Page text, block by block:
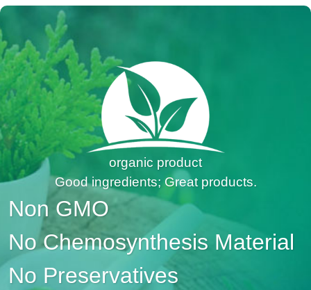
organic product
Good ingredients; Great products.
Non GMO
No Chemosynthesis Material
No Preservatives